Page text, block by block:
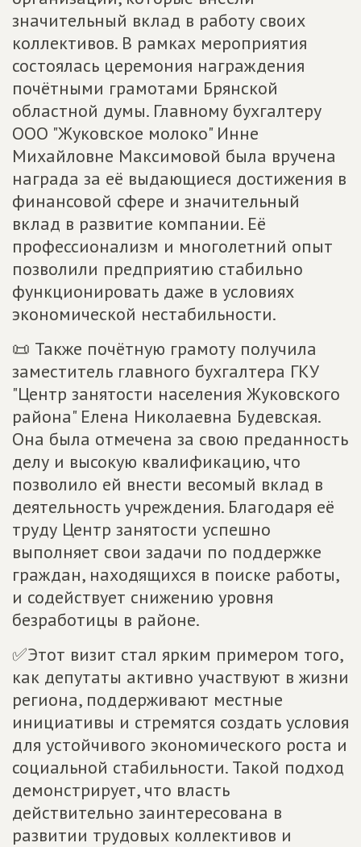
значительный вклад в работу своих
коллективов. В рамках мероприятия
состоялась церемония награждения
почётными грамотами Брянской
областной думы. Главному бухгалтеру
ООО "Жуковское молоко" Инне
Михайловне Максимовой была вручена
награда за её выдающиеся достижения в
финансовой сфере и значительный
вклад в развитие компании. Её
профессионализм и многолетний опыт
позволили предприятию стабильно
функционировать даже в условиях
экономической нестабильности.
📜 Также почётную грамоту получила
заместитель главного бухгалтера ГКУ
"Центр занятости населения Жуковского
района" Елена Николаевна Будевская.
Она была отмечена за свою преданность
делу и высокую квалификацию, что
позволило ей внести весомый вклад в
деятельность учреждения. Благодаря её
труду Центр занятости успешно
выполняет свои задачи по поддержке
граждан, находящихся в поиске работы,
и содействует снижению уровня
безработицы в районе.
✅Этот визит стал ярким примером того,
как депутаты активно участвуют в жизни
региона, поддерживают местные
инициативы и стремятся создать условия
для устойчивого экономического роста и
социальной стабильности. Такой подход
демонстрирует, что власть
действительно заинтересована в
развитии трудовых коллективов и